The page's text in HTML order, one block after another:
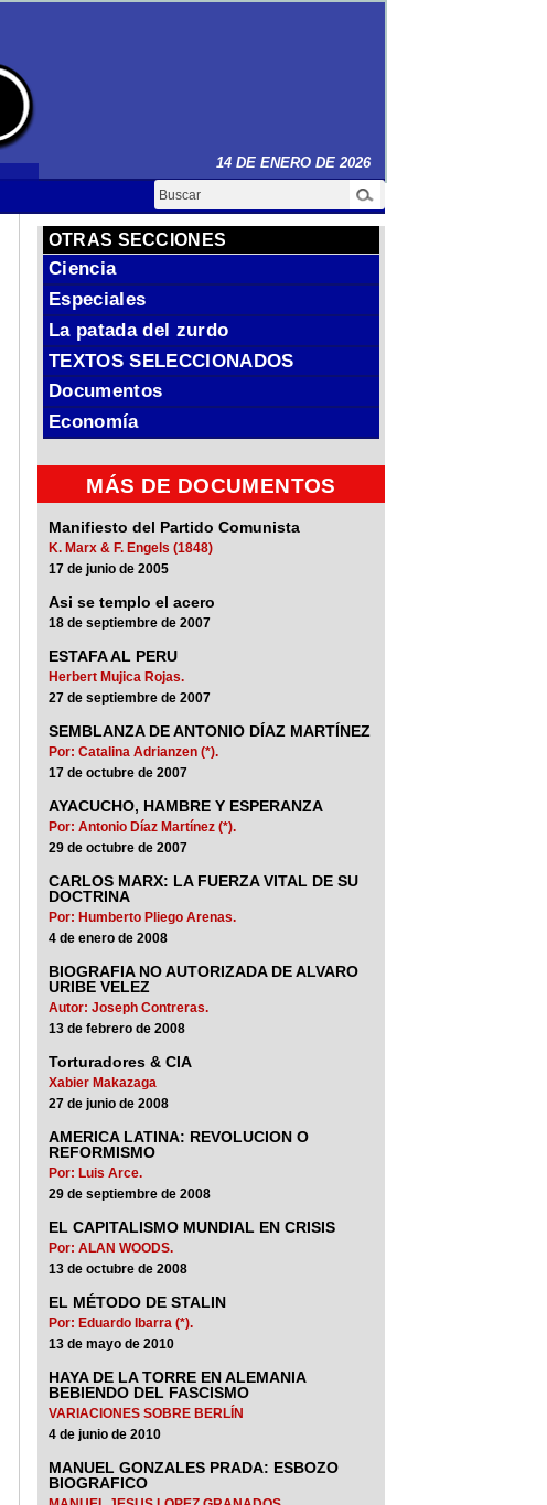
14 DE ENERO DE 2026
Buscar
OTRAS SECCIONES
Ciencia
Especiales
La patada del zurdo
TEXTOS SELECCIONADOS
Documentos
Economía
MÁS DE DOCUMENTOS
Manifiesto del Partido Comunista
K. Marx & F. Engels (1848)
17 de junio de 2005
Asi se templo el acero
18 de septiembre de 2007
ESTAFA AL PERU
Herbert Mujica Rojas.
27 de septiembre de 2007
SEMBLANZA DE ANTONIO DÍAZ MARTÍNEZ
Por: Catalina Adrianzen (*).
17 de octubre de 2007
AYACUCHO, HAMBRE Y ESPERANZA
Por: Antonio Díaz Martínez (*).
29 de octubre de 2007
CARLOS MARX: LA FUERZA VITAL DE SU
DOCTRINA
Por: Humberto Pliego Arenas.
4 de enero de 2008
BIOGRAFIA NO AUTORIZADA DE ALVARO
URIBE VELEZ
Autor: Joseph Contreras.
13 de febrero de 2008
Torturadores & CIA
Xabier Makazaga
27 de junio de 2008
AMERICA LATINA: REVOLUCION O
REFORMISMO
Por: Luis Arce.
29 de septiembre de 2008
EL CAPITALISMO MUNDIAL EN CRISIS
Por: ALAN WOODS.
13 de octubre de 2008
EL MÉTODO DE STALIN
Por: Eduardo Ibarra (*).
13 de mayo de 2010
HAYA DE LA TORRE EN ALEMANIA
BEBIENDO DEL FASCISMO
VARIACIONES SOBRE BERLÍN
4 de junio de 2010
MANUEL GONZALES PRADA: ESBOZO
BIOGRAFICO